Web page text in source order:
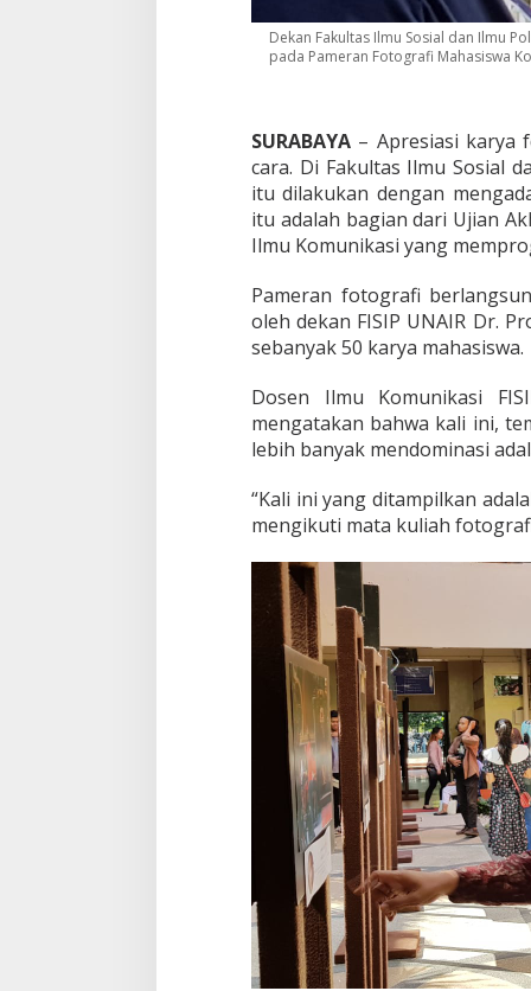
m
U
N
P
a
m
e
k
n
5
K
r
y
F
t
o
T
e
i
k
M
a
h
a
s
i
s
w
a
Dekan Fakultas Ilmu Sosial dan Ilmu
pada Pameran Fotografi Mahasiswa
SURABAYA– Apresiasi karya
cara. Di Fakultas Ilmu Sosial
itu dilakukan dengan
itu adalah bagian dari Ujian
Ilmu Komunikasi yang
Pameran fotografi
oleh dekan FISIP UNAIR Dr.
sebanyak 50 karya mahasiswa.
Dosen Ilmu Komunikasi
mengatakan bahwa kali ini,
lebih banyak mendominasi
“Kali ini yang ditampilkan
mengikuti mata kuliah